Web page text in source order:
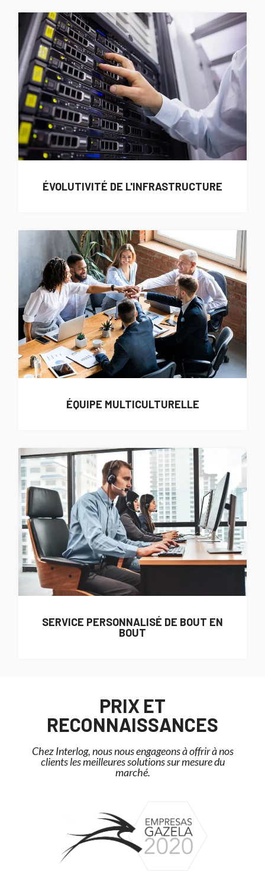
ÉVOLUTIVITÉ DE L'INFRASTRUCTURE
ÉQUIPE MULTICULTURELLE
SERVICE PERSONNALISÉ DE BOUT EN
BOUT
PRIX ET
RECONNAISSANCES
Chez Interlog, nous nous engageons à offrir à nos
clients les meilleures solutions sur mesure du
marché.